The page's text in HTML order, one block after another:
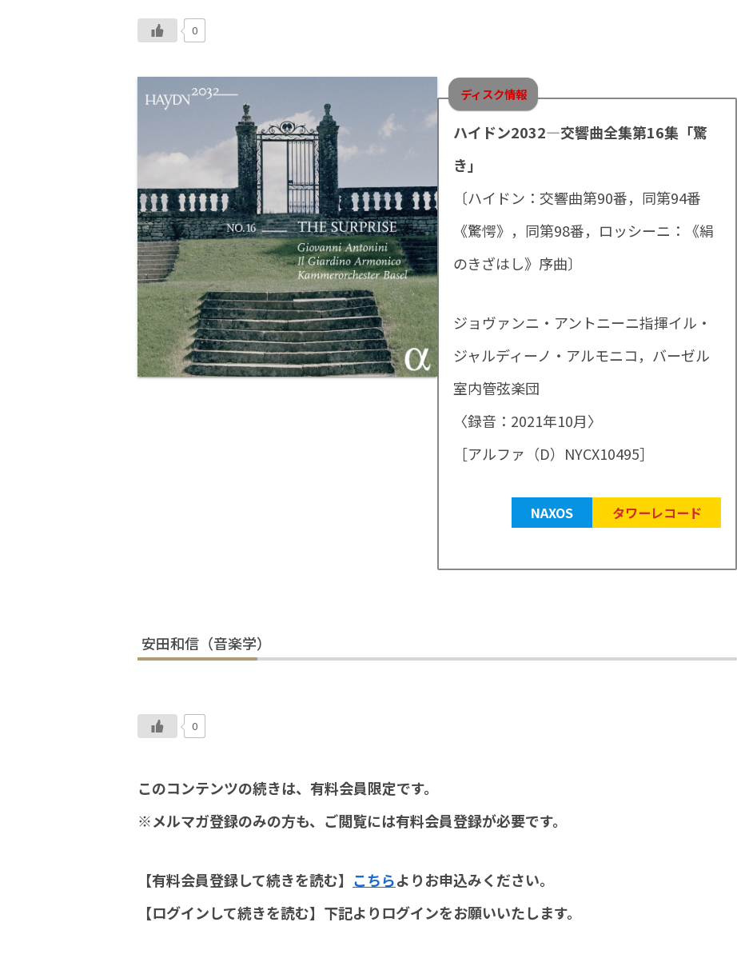
0
ディスク情報
ハイドン2032―交響曲全集第16集「驚
き」
〔ハイドン：交響曲第90番，同第94番
《驚愕》，同第98番，ロッシーニ：《絹
のきざはし》序曲〕
ジョヴァンニ・アントニーニ指揮イル・
ジャルディーノ・アルモニコ，バーゼル
室内管弦楽団
〈録音：2021年10月〉
［アルファ（D）NYCX10495］
NAXOS タワーレコード
安田和信（音楽学）
0
このコンテンツの続きは、有料会員限定です。
※メルマガ登録のみの方も、ご閲覧には有料会員登録が必要です。
【有料会員登録して続きを読む】 こちらよりお申込みください。
【ログインして続きを読む】下記よりログインをお願いいたします。